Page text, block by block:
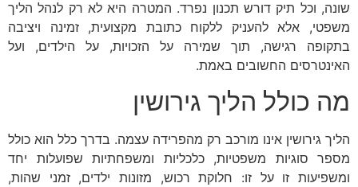
שונה, וכל תיק דורש תכנון נפרד. המטרה היא לא רק לנהל הליך
משפטי, אלא להעניק ללקוח כתובת מקצועית, זמינה ויציבה
בתקופה רגישה, תוך שמירה על הזכויות, על הילדים, ועל
האינטרסים החשובים באמת.
מה כולל הליך גירושין
הליך גירושין אינו מורכב רק מהפרידה עצמה. בדרך כלל הוא כולל
מספר סוגיות משפטיות, כלכליות ומשפחתיות שפועלות יחד
ומשפיעות זו על זו: חלוקת רכוש, מזונות ילדים, זמני שהות,